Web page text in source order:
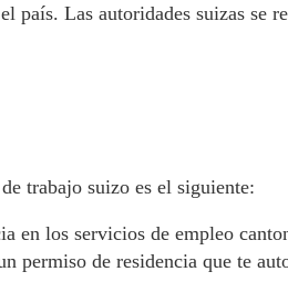
país. Las autoridades suizas se
trabajo suizo es el siguiente:
en los servicios de empleo
permiso de residencia que te